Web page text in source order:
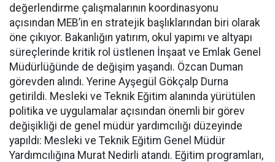
değerlendirme çalışmalarının koordinasyonu
açısından MEB’in en stratejik başlıklarından biri olarak
öne çıkıyor. Bakanlığın yatırım, okul yapımı ve altyapı
süreçlerinde kritik rol üstlenen İnşaat ve Emlak Genel
Müdürlüğünde de değişim yaşandı. Özcan Duman
görevden alındı. Yerine Ayşegül Gökçalp Durna
getirildi. Mesleki ve Teknik Eğitim alanında yürütülen
politika ve uygulamalar açısından önemli bir görev
değişikliği de genel müdür yardımcılığı düzeyinde
yapıldı: Mesleki ve Teknik Eğitim Genel Müdür
Yardımcılığına Murat Nedirli atandı. Eğitim programları,